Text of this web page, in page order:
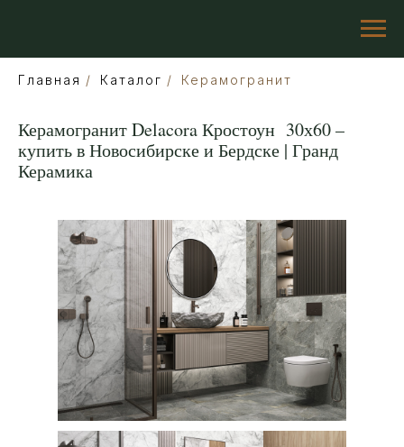
Главная / Каталог / Керамогранит
Керамогранит Delacora Кростоун 30х60 –
купить в Новосибирске и Бердске | Гранд
Керамика